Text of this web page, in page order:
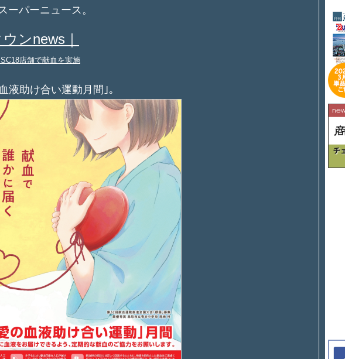
ーパーニュース。
ンnews｜
店舗で献血を実施
液助け合い運動月間｣。